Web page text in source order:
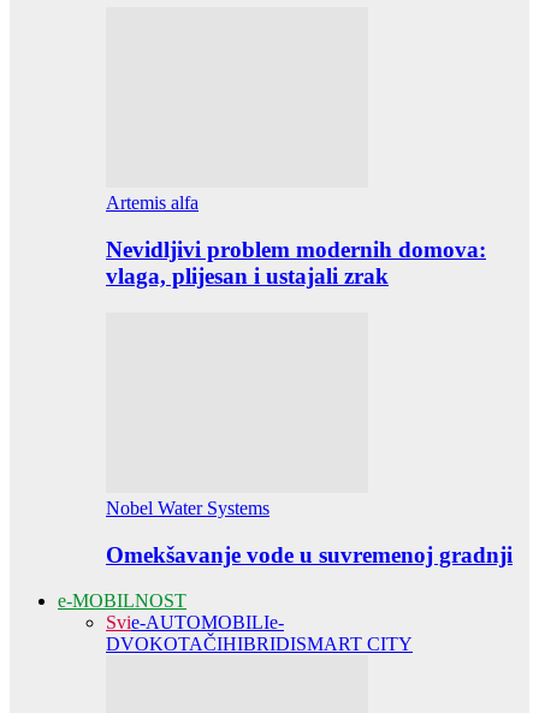
Artemis alfa
Nevidljivi problem modernih domova:
vlaga, plijesan i ustajali zrak
Nobel Water Systems
Omekšavanje vode u suvremenoj gradnji
e-MOBILNOST
Svie-AUTOMOBILIe-
DVOKOTAČIHIBRIDISMART CITY